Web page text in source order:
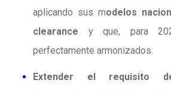
aplicando sus modelos
clearance y que, para
perfectamente armonizados.
Extender el requisito